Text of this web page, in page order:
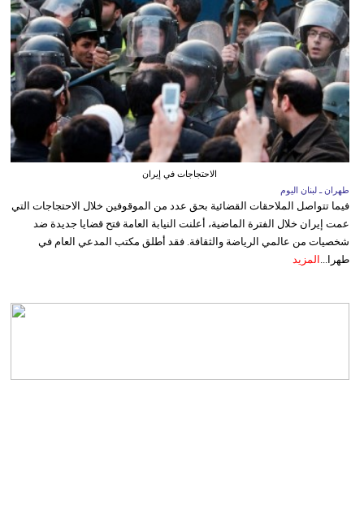
الاحتجاجات في إيران
طهران ـ لبنان اليوم
فيما تتواصل الملاحقات القضائية بحق عدد من الموقوفين خلال الاحتجاجات التي
عمت إيران خلال الفترة الماضية، أعلنت النيابة العامة فتح قضايا جديدة ضد
شخصيات من عالمي الرياضة والثقافة. فقد أطلق مكتب المدعي العام في
طهرا... المزيد